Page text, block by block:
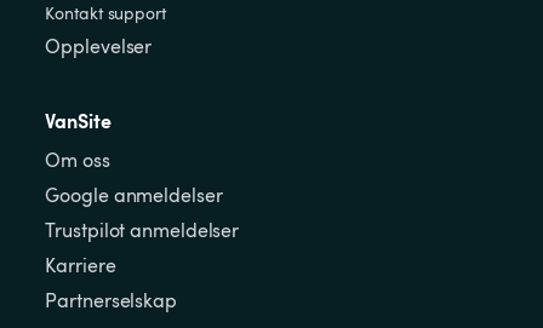
Kontakt support
Opplevelser
VanSite
Om oss
Google anmeldelser
Trustpilot anmeldelser
Karriere
Partnerselskap